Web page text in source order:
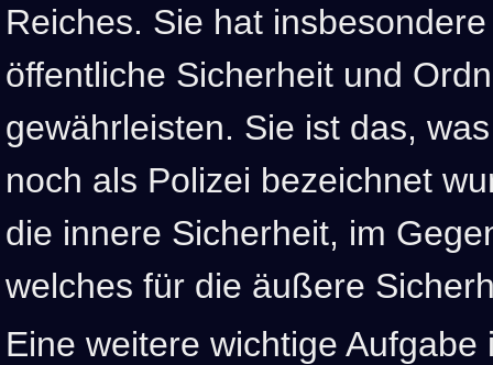
Reiches. Sie hat
öffentliche Sicherheit und
gewährleisten. Sie ist das,
noch als Polizei bezeichnet
die innere Sicherheit, im
welches für die äußere
Eine weitere wichtige